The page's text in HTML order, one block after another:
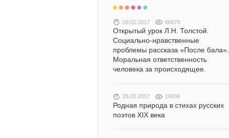
09.02.2017 66679
Открытый урок Л.Н. Толстой.
Социально-нравственные
проблемы рассказа «После бала».
Моральная ответственность
человека за происходящее.
25.03.2017 19936
Родная природа в стихах русских
поэтов XIX века